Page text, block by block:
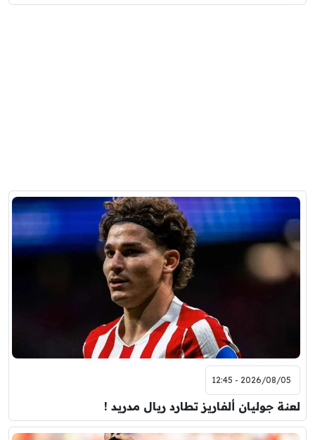
2026/08/05 - 12:45
لعنة جوليان ألفاريز تطارد ريال مدريد !